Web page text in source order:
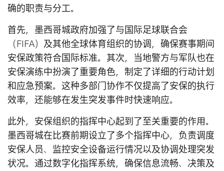
确的职责与分工。
首先，墨西哥城政府加强了与国际足球联合会
（FIFA）及其他全球体育组织的协调，确保赛事期间
安保政策符合国际标准。其次，当地警方与军队也在
安保演练中扮演了重要角色，制定了详细的行动计划
和应急预案。这种多部门协作不仅提高了安保的执行
效率，还能够在发生突发事件时快速响应。
此外，安保组织的指挥中心起到了至关重要的作用。
墨西哥城在比赛前期设立了多个指挥中心，负责调度
安保人员、监控安全设备运行情况以及协调处理突发
状况。通过数字化指挥系统，确保信息流畅、决策及